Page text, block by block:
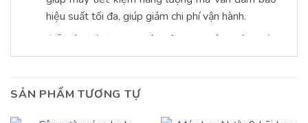
hiệu suất tối đa, giúp giảm chi phí vận hành.
Dễ Vận Hành:
Giao diện sử dụng thân thiện, giúp
người sử dụng dễ dàng vận hành và bảo dưỡng
Chất Liệu Chống ăn Mòn:
cao giúp máy lọc nước chống ăn mòn, tăng độ
SẢN PHẨM TƯƠNG TỰ